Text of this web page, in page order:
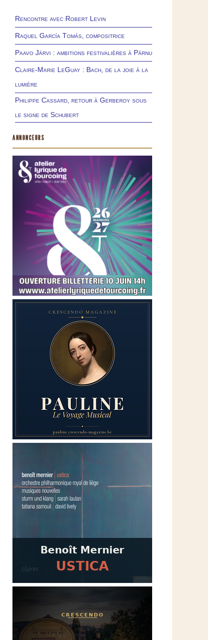
Rencontre avec Robert Levin
Raquel García Tomás, compositrice
Paavo Järvi : ambitions festivalières à Pärnu
Claire-Marie LeGuay : Bach, de la joie à la
lumière
Philippe Cassard, retour à Gerberoy sous
le signe de Schubert
ANNONCEURS